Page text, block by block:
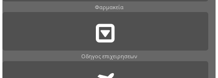
Φαρμακεία
Οδηγος επιχειρησεων